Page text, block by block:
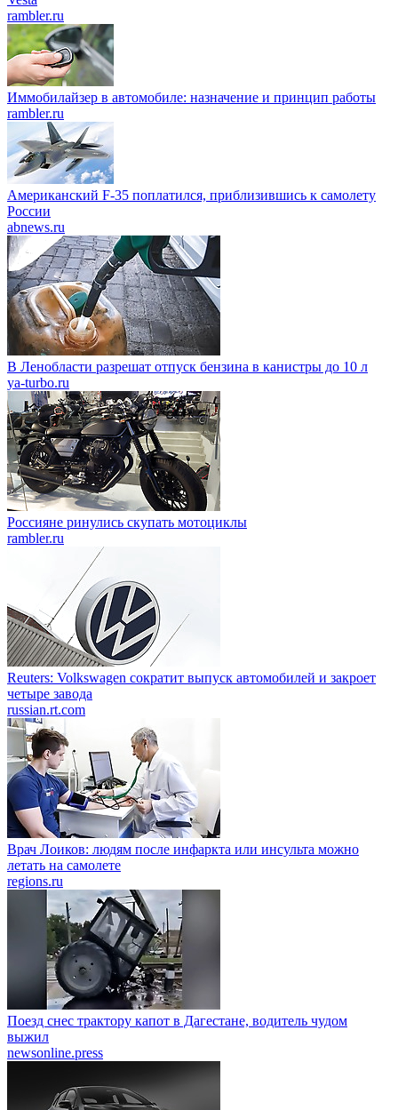
rambler.ru
Иммобилайзер в автомобиле: назначение и принцип работы
rambler.ru
Американский F-35 поплатился, приблизившись к самолету
России
abnews.ru
В Ленобласти разрешат отпуск бензина в канистры до 10 л
ya-turbo.ru
Россияне ринулись скупать мотоциклы
rambler.ru
Reuters: Volkswagen сократит выпуск автомобилей и закроет
четыре завода
russian.rt.com
Врач Лоиков: людям после инфаркта или инсульта можно
летать на самолете
regions.ru
Поезд снес трактору капот в Дагестане, водитель чудом
выжил
newsonline.press